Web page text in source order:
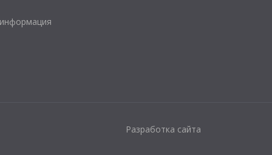
Разработка сайта